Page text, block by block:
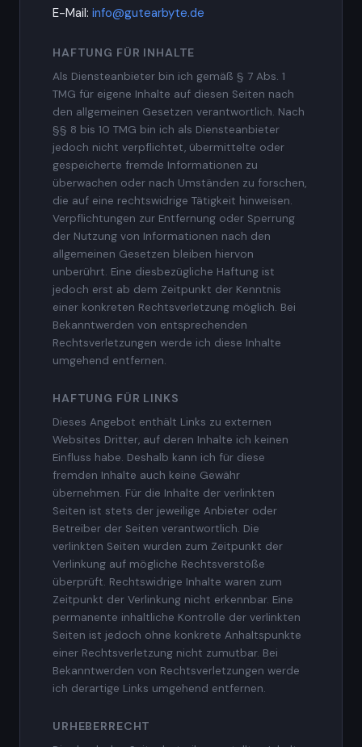
E-Mail: info@gutearbyte.de
HAFTUNG FÜR INHALTE
Als Diensteanbieter bin ich gemäß § 7 Abs. 1
TMG für eigene Inhalte auf diesen Seiten nach
den allgemeinen Gesetzen verantwortlich. Nach
§§ 8 bis 10 TMG bin ich als Diensteanbieter
jedoch nicht verpflichtet, übermittelte oder
gespeicherte fremde Informationen zu
überwachen oder nach Umständen zu forschen,
die auf eine rechtswidrige Tätigkeit hinweisen.
Verpflichtungen zur Entfernung oder Sperrung
der Nutzung von Informationen nach den
allgemeinen Gesetzen bleiben hiervon
unberührt. Eine diesbezügliche Haftung ist
jedoch erst ab dem Zeitpunkt der Kenntnis
einer konkreten Rechtsverletzung möglich. Bei
Bekanntwerden von entsprechenden
Rechtsverletzungen werde ich diese Inhalte
umgehend entfernen.
HAFTUNG FÜR LINKS
Dieses Angebot enthält Links zu externen
Websites Dritter, auf deren Inhalte ich keinen
Einfluss habe. Deshalb kann ich für diese
fremden Inhalte auch keine Gewähr
übernehmen. Für die Inhalte der verlinkten
Seiten ist stets der jeweilige Anbieter oder
Betreiber der Seiten verantwortlich. Die
verlinkten Seiten wurden zum Zeitpunkt der
Verlinkung auf mögliche Rechtsverstöße
überprüft. Rechtswidrige Inhalte waren zum
Zeitpunkt der Verlinkung nicht erkennbar. Eine
permanente inhaltliche Kontrolle der verlinkten
Seiten ist jedoch ohne konkrete Anhaltspunkte
einer Rechtsverletzung nicht zumutbar. Bei
Bekanntwerden von Rechtsverletzungen werde
ich derartige Links umgehend entfernen.
URHEBERRECHT